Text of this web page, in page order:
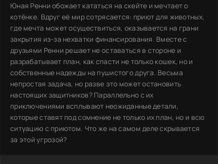
Юная Ренни обожает кататься на скейте и мечтает о
котёнке. Вдруг её мир сотрясается: приют для животных,
где мечта может осуществиться, оказывается на грани
закрытия из-за нехватки финансирования. Вместе с
друзьями Ренни решает не оставаться в стороне и
разрабатывает план, как спасти не только кошек, но и
собственные надежды на пушистого друга. Весьма
непростая задача, но разве это может остановить
настоящих защитников? Параллельно с их
приключениями всплывают неожиданные детали,
которые ставят под сомнение не только их план, но и всю
ситуацию с приютом. Что же на самом деле скрывается
за этой угрозой?